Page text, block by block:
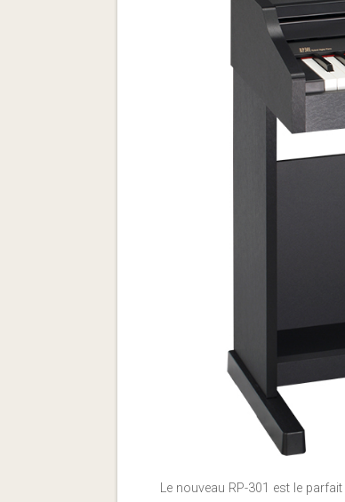
Le nouveau RP-301 est le